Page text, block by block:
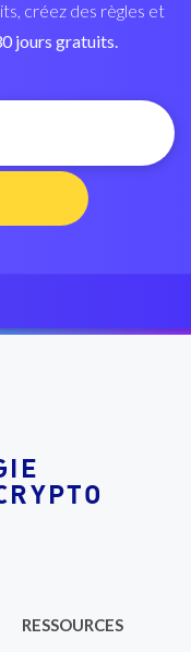
créez des règles et
jours gratuits.
RESSOURCES